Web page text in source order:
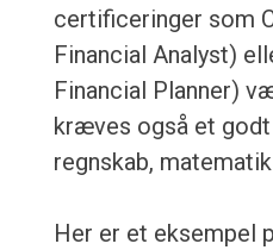
certificeringer som
Financial Analyst)
Financial Planner)
kræves også et
regnskab,
Her er et eksempel